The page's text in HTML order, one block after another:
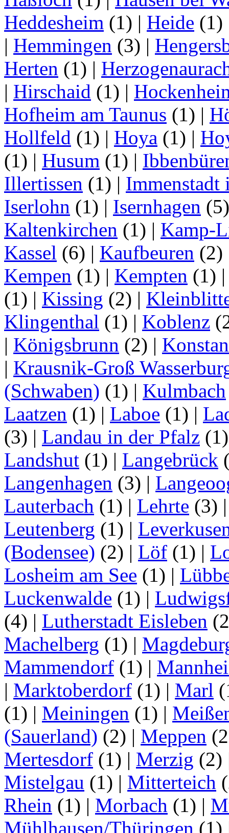
Heddesheim (1) | Heide (1)
| Hemmingen (3) |
Herten (1) |
| Hirschaid (1) |
Hofheim am Taunus (1) |
Hollfeld (1) | Hoya (1) |
(1) | Husum (1) |
Illertissen (1) | Immenstadt
Iserlohn (1) | Isernhagen
Kaltenkirchen (1) | Kamp-
Kassel (6) | Kaufbeuren (2)
Kempen (1) | Kempten (1)
(1) | Kissing (2) |
Klingenthal (1) | Koblenz
| Königsbrunn (2) |
| Krausnik-Groß
(Schwaben) (1) | Kulmbach
Laatzen (1) | Laboe (1) |
(3) | Landau in der Pfalz
Landshut (1) | Langebrück
Langenhagen (3) |
Lauterbach (1) | Lehrte (3)
Leutenberg (1) |
(Bodensee) (2) | Löf (1) |
Losheim am See (1) |
Luckenwalde (1) |
(4) | Lutherstadt Eisleben
Machelberg (1) |
Mammendorf (1) |
| Marktoberdorf (1) | Marl
(1) | Meiningen (1) |
(Sauerland) (2) | Meppen
Mertesdorf (1) | Merzig (2)
Mistelgau (1) | Mitterteich
Rhein (1) | Morbach (1) |
Mühlhausen/Thüringen (1)